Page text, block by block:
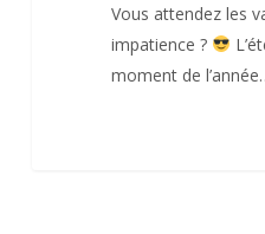
Vous attendez les
impatience ?
moment de